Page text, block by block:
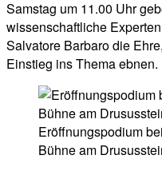
Samstag um 11.00 Uhr
wissenschaftliche
Salvatore Barbaro die
Einstieg ins Thema ebnen.
Eröffnungspodium
Bühne am